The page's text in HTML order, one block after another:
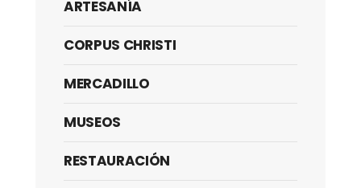
ARTESANÍA
CORPUS CHRISTI
MERCADILLO
MUSEOS
RESTAURACIÓN